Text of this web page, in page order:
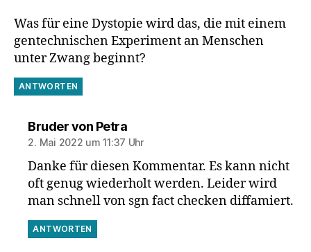
Was für eine Dystopie wird das, die mit einem
gentechnischen Experiment an Menschen
unter Zwang beginnt?
ANTWORTEN
Bruder von Petrasagt:
2. Mai 2022 um 11:37 Uhr
Danke für diesen Kommentar. Es kann nicht
oft genug wiederholt werden. Leider wird
man schnell von sgn fact checken diffamiert.
ANTWORTEN